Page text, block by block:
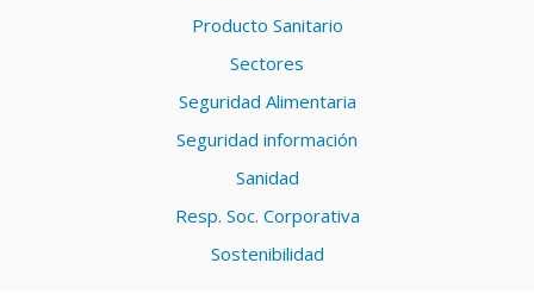
Producto Sanitario
Sectores
Seguridad Alimentaria
Seguridad información
Sanidad
Resp. Soc. Corporativa
Sostenibilidad